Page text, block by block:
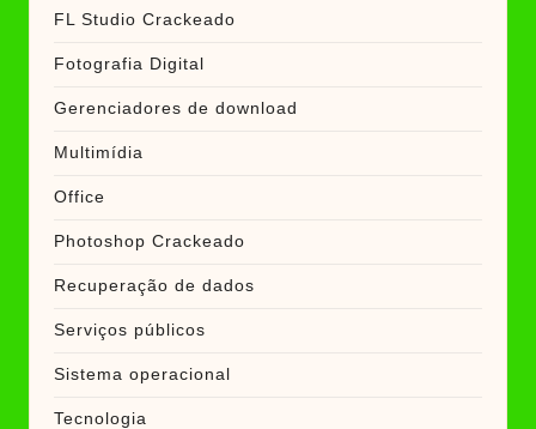
FL Studio Crackeado
Fotografia Digital
Gerenciadores de download
Multimídia
Office
Photoshop Crackeado
Recuperação de dados
Serviços públicos
Sistema operacional
Tecnologia